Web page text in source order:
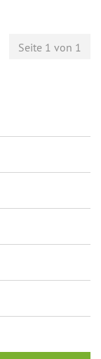
Seite 1 von 1